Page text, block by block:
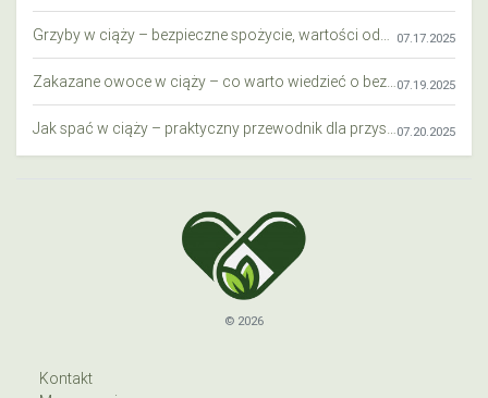
07.17.2025
07.19.2025
07.20.2025
© 2026
Kontakt